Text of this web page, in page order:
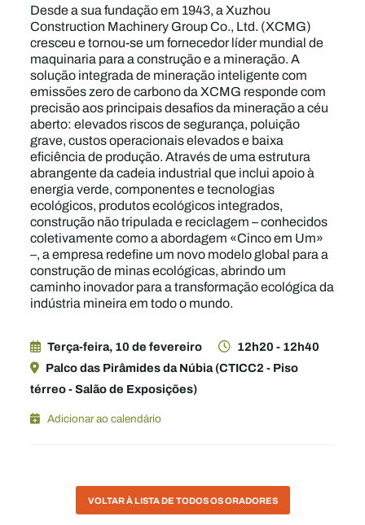
Desde a sua fundação em 1943, a Xuzhou
Construction Machinery Group Co., Ltd. (XCMG)
cresceu e tornou-se um fornecedor líder mundial de
maquinaria para a construção e a mineração. A
solução integrada de mineração inteligente com
emissões zero de carbono da XCMG responde com
precisão aos principais desafios da mineração a céu
aberto: elevados riscos de segurança, poluição
grave, custos operacionais elevados e baixa
eficiência de produção. Através de uma estrutura
abrangente da cadeia industrial que inclui apoio à
energia verde, componentes e tecnologias
ecológicos, produtos ecológicos integrados,
construção não tripulada e reciclagem – conhecidos
coletivamente como a abordagem «Cinco em Um»
–, a empresa redefine um novo modelo global para a
construção de minas ecológicas, abrindo um
caminho inovador para a transformação ecológica da
indústria mineira em todo o mundo.
Terça-feira, 10 de fevereiro
12h20 - 12h40
Palco das Pirâmides da Núbia (CTICC2 - Piso
térreo - Salão de Exposições)
Adicionar ao calendário
VOLTAR À LISTA DE TODOS OS ORADORES